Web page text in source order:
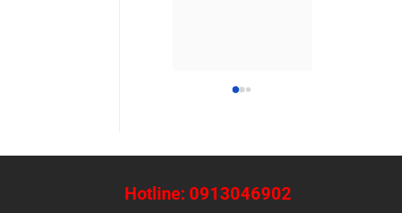
Hotline: 0913046902